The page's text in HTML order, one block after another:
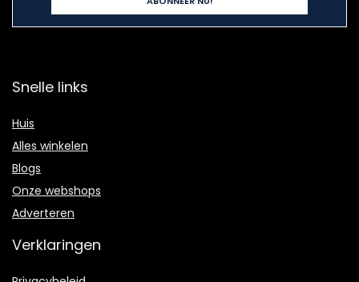
Snelle links
Huis
Alles winkelen
Blogs
Onze webshops
Adverteren
Verklaringen